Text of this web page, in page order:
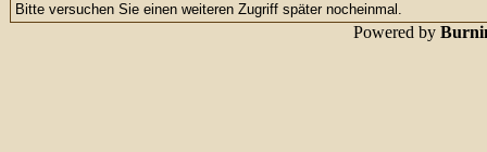
Bitte versuchen Sie einen weiteren Zugriff später nocheinmal.
Powered by